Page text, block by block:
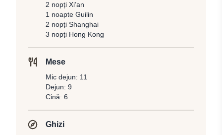
2 nopți Xi’an
1 noapte Guilin
2 nopți Shanghai
3 nopți Hong Kong
Mese
Mic dejun: 11
Dejun: 9
Cină: 6
Ghizi